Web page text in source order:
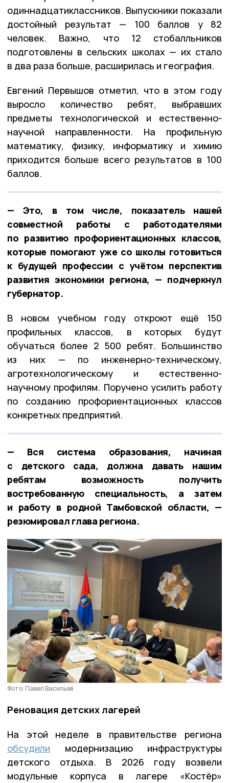
одиннадцатиклассников. Выпускники показали
достойный результат — 100 баллов у 82
человек. Важно, что 12 стобалльников
подготовлены в сельских школах — их стало
в два раза больше, расширилась и география.
Евгений Первышов отметил, что в этом году
выросло количество ребят, выбравших
предметы технологической и естественно-
научной направленности. На профильную
математику, физику, информатику и химию
приходится больше всего результатов в 100
баллов.
— Это, в том числе, показатель нашей
совместной работы с работодателями
по развитию профориентационных классов,
которые помогают уже со школы готовиться
к будущей профессии с учётом перспектив
развития экономики региона, — подчеркнул
губернатор.
В новом учебном году откроют ещё 150
профильных классов, в которых будут
обучаться более 2 500 ребят. Большинство
из них — по инженерно-техническому,
агротехнологическому и естественно-
научному профилям. Поручено усилить работу
по созданию профориентационных классов
конкретных предприятий.
— Вся система образования, начиная
с детского сада, должна давать нашим
ребятам возможность получить
востребованную специальность, а затем
и работу в родной Тамбовской области, —
резюмировал глава региона.
Фото: Павел Васильев
Реновация детских лагерей
На этой неделе в правительстве региона
обсудили модернизацию инфраструктуры
детского отдыха. В 2026 году возвели
модульные корпуса в лагере «Костёр»